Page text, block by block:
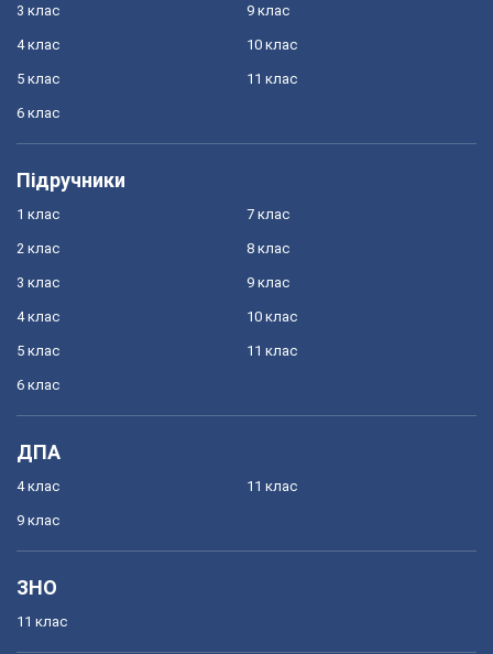
3 клас
4 клас
5 клас
6 клас
9 клас
10 клас
11 клас
Підручники
1 клас
2 клас
3 клас
4 клас
5 клас
6 клас
7 клас
8 клас
9 клас
10 клас
11 клас
ДПА
4 клас
9 клас
11 клас
ЗНО
11 клас